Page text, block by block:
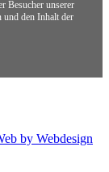
Besucher unserer
und den Inhalt der
by Webdesign